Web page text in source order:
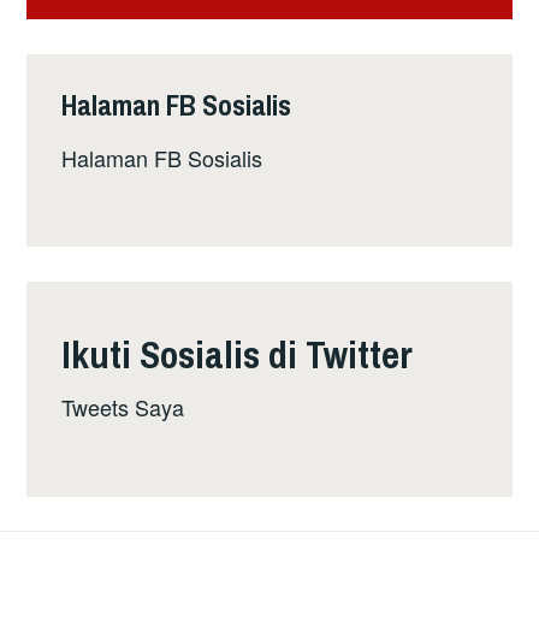
Halaman FB Sosialis
Halaman FB Sosialis
Ikuti Sosialis di Twitter
Tweets Saya